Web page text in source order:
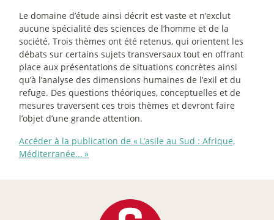
Le domaine d’étude ainsi décrit est vaste et n’exclut
aucune spécialité des sciences de l’homme et de la
société. Trois thèmes ont été retenus, qui orientent les
débats sur certains sujets transversaux tout en offrant
place aux présentations de situations concrètes ainsi
qu’à l’analyse des dimensions humaines de l’exil et du
refuge. Des questions théoriques, conceptuelles et de
mesures traversent ces trois thèmes et devront faire
l’objet d’une grande attention.
Accéder à la publication de « L’asile au Sud : Afrique,
Méditerranée... »